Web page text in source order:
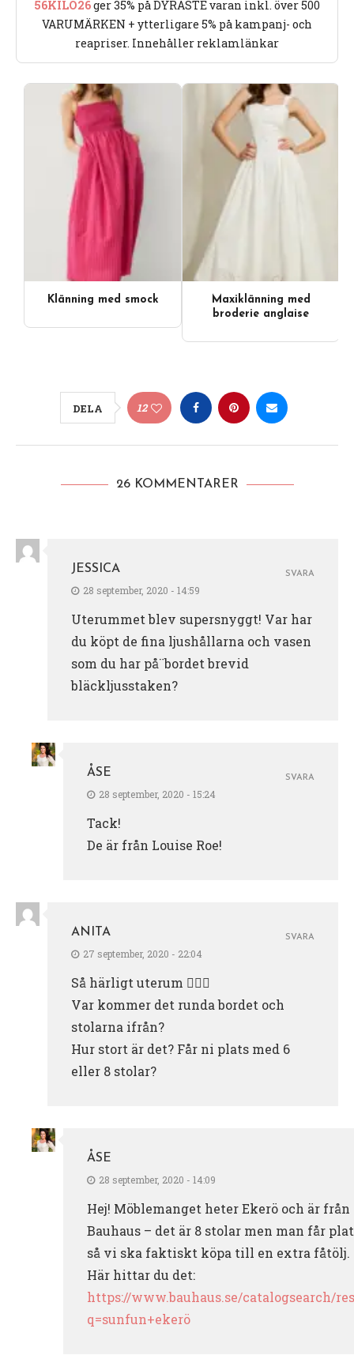
56KILO26ger 35% på DYRASTE varan inkl. över 500
VARUMÄRKEN + ytterligare 5% på kampanj- och
reapriser. Innehåller reklamlänkar
Klänning med smock
Maxiklänning med
broderie anglaise
DELA 12
26 KOMMENTARER
JESSICA
28 september, 2020 - 14:59
Uterummet blev supersnyggt! Var har
du köpt de fina ljushållarna och vasen
som du har på¨bordet brevid
bläckljusstaken?
SVARA
ÅSE
28 september, 2020 - 15:24
Tack!
De är från Louise Roe!
SVARA
ANITA
27 september, 2020 - 22:04
Så härligt uterum 👍🏻😊
Var kommer det runda bordet och
stolarna ifrån?
Hur stort är det? Får ni plats med 6
eller 8 stolar?
SVARA
ÅSE
28 september, 2020 - 14:09
Hej! Möblemanget heter Ekerö och är från
Bauhaus – det är 8 stolar men man får
så vi ska faktiskt köpa till en extra fåtölj.
Här hittar du det:
https://www.bauhaus.se/catalogsearch/
q=sunfun+ekerö